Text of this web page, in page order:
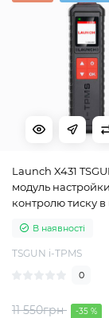
Launch X431
модуль
контролю тиску
В наявності
TSGUN i-TPMS
0
11 550грн -35 %